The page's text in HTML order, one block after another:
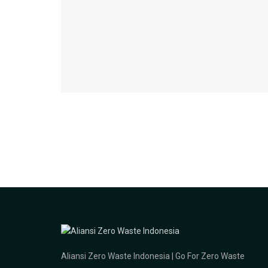
Aliansi Zero Waste Indonesia | Go For Zero Waste